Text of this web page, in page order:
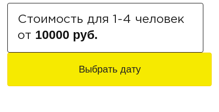
Стоимость для 1-4 человек
от 10000 руб.
Выбрать дату